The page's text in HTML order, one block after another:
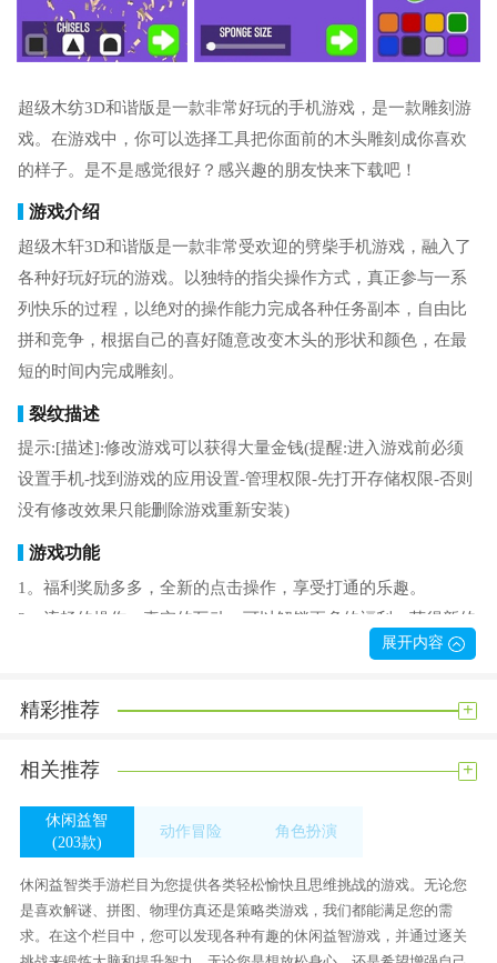
超级木纺3D和谐版是一款非常好玩的手机游戏，是一款雕刻游
戏。在游戏中，你可以选择工具把你面前的木头雕刻成你喜欢
的样子。是不是感觉很好？感兴趣的朋友快来下载吧！
游戏介绍
超级木轩3D和谐版是一款非常受欢迎的劈柴手机游戏，融入了
各种好玩好玩的游戏。以独特的指尖操作方式，真正参与一系
列快乐的过程，以绝对的操作能力完成各种任务副本，自由比
拼和竞争，根据自己的喜好随意改变木头的形状和颜色，在最
短的时间内完成雕刻。
裂纹描述
提示:[描述]:修改游戏可以获得大量金钱(提醒:进入游戏前必须
设置手机-找到游戏的应用设置-管理权限-先打开存储权限-否则
没有修改效果只能删除游戏重新安装)
游戏功能
1。福利奖励多多，全新的点击操作，享受打通的乐趣。
2。流畅的操作，真实的互动，可以解锁更多的福利，获得新的
游戏集锦
1。全新独特的游戏玩法，真正的点击互动操作，超级福利奖励
2。丰富自己的日常生活，这样才能更好的在这个世界上展示自
3，自由度很高，以独特的方式，解锁新内容。
你觉得这款手机游戏怎么样？与您的朋友分享:
展开内容
精彩推荐 +
相关推荐 +
休闲益智
(203款)
动作冒险
角色扮演
休闲益智类手游栏目为您提供各类轻松愉快且思维挑战的游戏。无论您
是喜欢解谜、拼图、物理仿真还是策略类游戏，我们都能满足您的需
求。在这个栏目中，您可以发现各种有趣的休闲益智游戏，并通过逐关